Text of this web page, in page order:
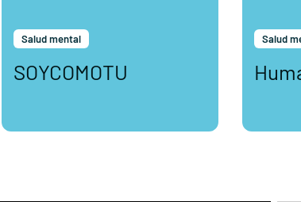
Salud mental
SOYCOMOTU
Salud